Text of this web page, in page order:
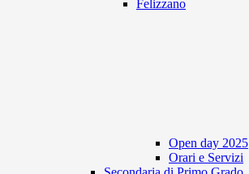
Felizzano
Open day 2025
Orari e Servizi